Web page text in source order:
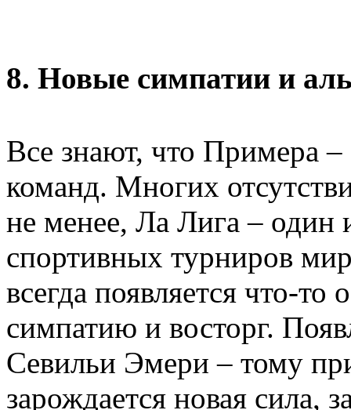
8. Новые симпатии и
Все знают, что Примера
команд. Многих
не менее, Ла Лига – один
спортивных турниров
всегда появляется что-то
симпатию и восторг.
Севильи Эмери – тому
зарождается новая сила,